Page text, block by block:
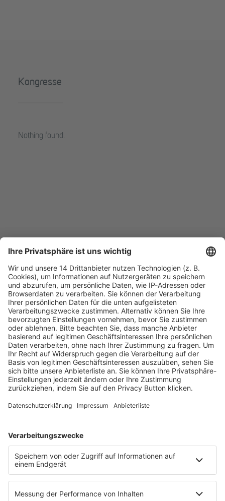
Kongresse
Nothing found.
Fachmedien Recht und Wirtschaft
Ein Fachbereich der
dfv Mediengruppe
Mainzer Landstr. 251
60326 Frankfurt am Main
E-Mail:info@ruw.de
Web:https://www.ruw.de
AGB
Datenschutzerklärung
Genderhinweis
Cookie-Einstellungen